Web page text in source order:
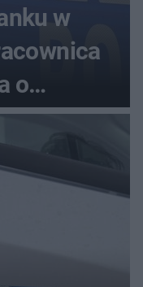
w
o
000 zł